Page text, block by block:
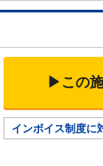
▶この
インボイス制度に